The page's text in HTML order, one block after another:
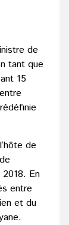
de
tant que
15
de
En
entre
et du